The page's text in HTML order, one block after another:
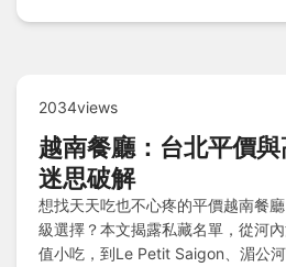
2034views
越南餐廳：台北平價
迷思破解
想找天天吃也不心疼的平價越南餐
級選擇？本文揭露私藏名單，從河
值小吃，到Le Petit Saigon、湄公